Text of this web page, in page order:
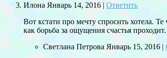
Илона Январь 14, 2016 | Ответить
Вот кстати про мечту спросить хотела.
как борьба за ощущения счастья
Светлана Петрова Январь 15, 2016 |